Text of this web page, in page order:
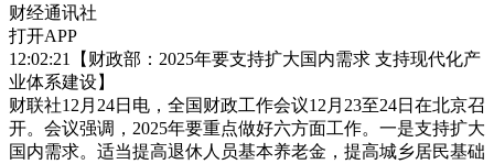
财经通讯社
打开APP
12:02:21【财政部：2025年要支持扩大国内需求 支持现代化产
业体系建设】
财联社12月24日电，全国财政工作会议12月23至24日在北京召
开。会议强调，2025年要重点做好六方面工作。一是支持扩大
国内需求。适当提高退休人员基本养老金，提高城乡居民基础